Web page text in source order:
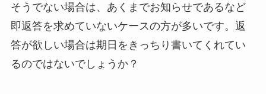
そうでない場合は、あくまでお知らせであるなど
即返答を求めていないケースの方が多いです。返
答が欲しい場合は期日をきっちり書いてくれてい
るのではないでしょうか？